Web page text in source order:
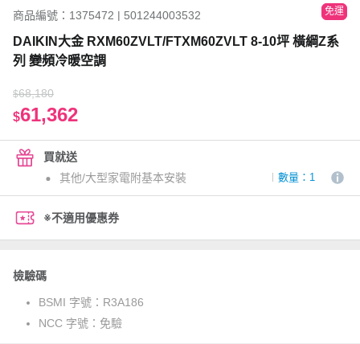
商品編號：1375472 | 501244003532 免運
DAIKIN大金 RXM60ZVLT/FTXM60ZVLT 8-10坪 橫綱Z系
列 變頻冷暖空調
$68,180
$61,362
買就送
其他/大型家電附基本安裝
數量：1
※不適用優惠券
檢驗碼
BSMI 字號： R3A186
NCC 字號： 免驗